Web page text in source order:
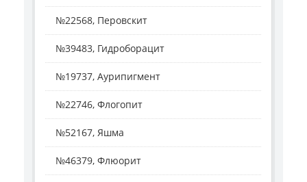
№22568, Перовскит
№39483, Гидроборацит
№19737, Аурипигмент
№22746, Флогопит
№52167, Яшма
№46379, Флюорит